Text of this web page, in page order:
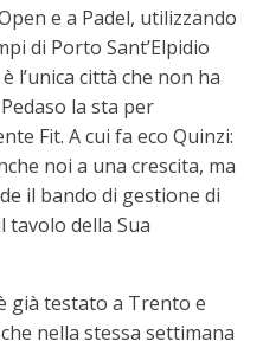
e a Padel, utilizzando
di Porto Sant’Elpidio
l’unica città che non ha
la sta per
Fit. A cui fa eco Quinzi:
noi a una crescita, ma
il bando di gestione di
tavolo della Sua
già testato a Trento e
nella stessa settimana